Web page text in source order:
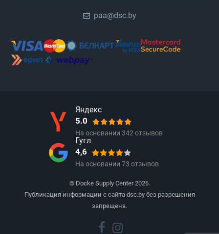
paa@dsc.by
Яндекс
5.0
На основании 342отзывов
Гугл
4,6
На основании 73 отзывов
© Docke Supply Center 2026.
Публикация информации с сайта dsc.by без разрешения
запрещена.